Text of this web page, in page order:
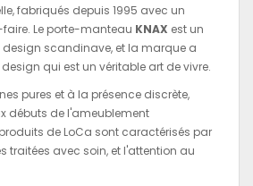
fabriqués depuis 1995 avec un
Le porte-manteau KNAX est un
scandinave, et la marque a
qui est un véritable art de vivre.
pures et à la présence discrète,
débuts de l'ameublement
de LoCa sont caractérisés par
traitées avec soin, et l'attention au